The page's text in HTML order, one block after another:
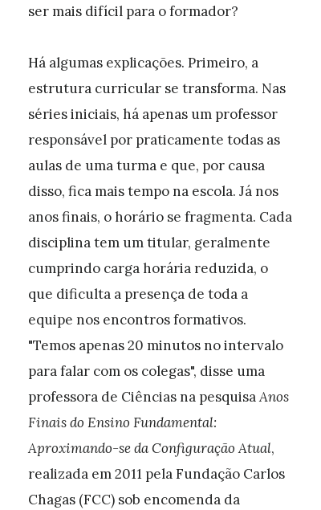
ser mais difícil para o formador?
Há algumas explicações. Primeiro, a
estrutura curricular se transforma. Nas
séries iniciais, há apenas um professor
responsável por praticamente todas as
aulas de uma turma e que, por causa
disso, fica mais tempo na escola. Já nos
anos finais, o horário se fragmenta. Cada
disciplina tem um titular, geralmente
cumprindo carga horária reduzida, o
que dificulta a presença de toda a
equipe nos encontros formativos.
"Temos apenas 20 minutos no intervalo
para falar com os colegas", disse uma
professora de Ciências na pesquisaAnos
Finais do Ensino Fundamental:
Aproximando-se da Configuração Atual,
realizada em 2011 pela Fundação Carlos
Chagas (FCC) sob encomenda da